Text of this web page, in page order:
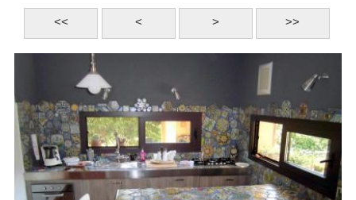
<< < > >>